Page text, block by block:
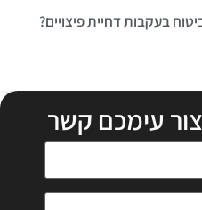
בעקבות דחיית פיצויים?
עימכם קשר